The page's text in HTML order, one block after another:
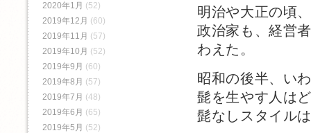
明治や大正の頃
政治家も、経営
わえた。
昭和の後半、い
髭を生やす人は
髭なしスタイル
2020年1月 (52)
2019年12月 (60)
2019年11月 (57)
2019年10月 (52)
2019年9月 (60)
2019年8月 (57)
2019年7月 (48)
2019年6月 (65)
2019年5月 (52)